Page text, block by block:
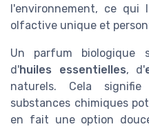
l'environnement, ce qui
olfactive unique et
Un parfum biologique
d'huiles essentielles, d'
naturels. Cela
substances chimiques
en fait une option